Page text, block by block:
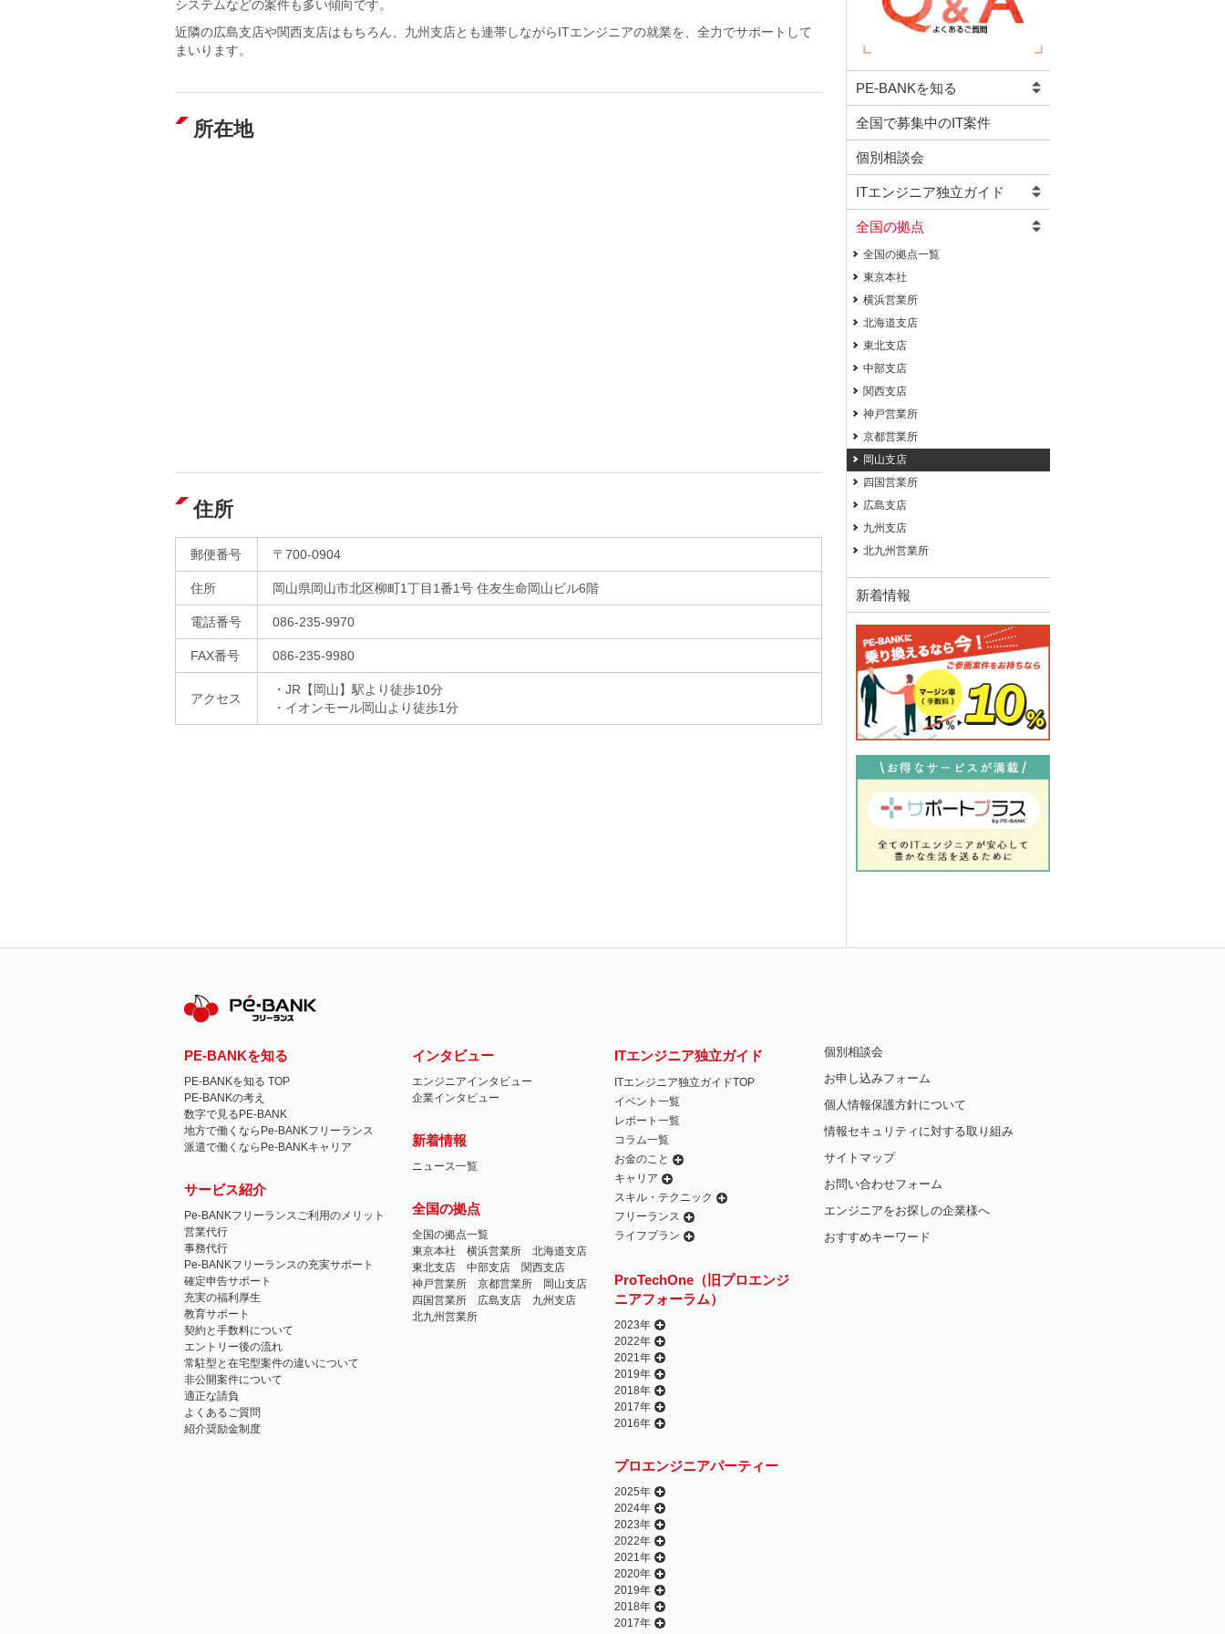
PE-BANKを知る
全国で募集中のIT案件
個別相談会
ITエンジニア独立ガイド
全国の拠点
全国の拠点一覧
東京本社
横浜営業所
北海道支店
東北支店
中部支店
関西支店
神戸営業所
京都営業所
岡山支店
四国営業所
広島支店
九州支店
北九州営業所
新着情報
システムなどの案件も多い傾向です。
近隣の広島支店や関西支店はもちろん、九州支店とも連帯しながらITエンジニアの就業を、全力でサポートして
まいります。
所在地
住所
郵便番号 〒700-0904
住所 岡山県岡山市北区柳町1丁目1番1号 住友生命岡山ビル6階
電話番号 086-235-9970
FAX番号 086-235-9980
アクセス
・JR【岡山】駅より徒歩10分
・イオンモール岡山より徒歩1分
PE-BANKを知る
PE-BANKを知る TOP
PE-BANKの考え
数字で見るPE-BANK
地方で働くならPe-BANKフリーランス
派遣で働くならPe-BANKキャリア
サービス紹介
Pe-BANKフリーランスご利用のメリット
営業代行
事務代行
Pe-BANKフリーランスの充実サポート
確定申告サポート
充実の福利厚生
教育サポート
契約と手数料について
エントリー後の流れ
常駐型と在宅型案件の違いについて
非公開案件について
適正な請負
よくあるご質問
紹介奨励金制度
インタビュー
エンジニアインタビュー
企業インタビュー
新着情報
ニュース一覧
全国の拠点
全国の拠点一覧
東京本社
横浜営業所
北海道支店
東北支店
中部支店
関西支店
神戸営業所
京都営業所
岡山支店
四国営業所
広島支店
九州支店
北九州営業所
ITエンジニア独立ガイド
ITエンジニア独立ガイドTOP
イベント一覧
レポート一覧
コラム一覧
お金のこと
キャリア
スキル・テクニック
フリーランス
ライフプラン
ProTechOne（旧プロエンジ
ニアフォーラム）
2023年
2022年
2021年
2019年
2018年
2017年
2016年
プロエンジニアパーティー
2025年
2024年
2023年
2022年
2021年
2020年
2019年
2018年
2017年
個別相談会
お申し込みフォーム
個人情報保護方針について
情報セキュリティに対する取り組み
サイトマップ
お問い合わせフォーム
エンジニアをお探しの企業様へ
おすすめキーワード